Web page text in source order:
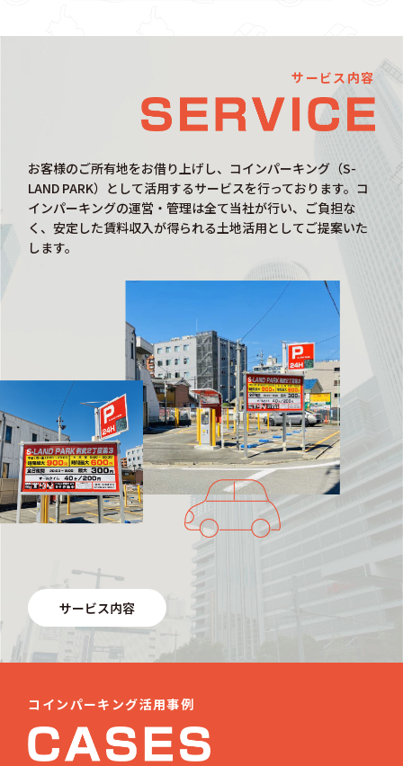
サービス内容
お客様のご所有地をお借り上げし、コインパーキング（S-
LAND PARK）として活用するサービスを行っております。コ
インパーキングの運営・管理は全て当社が行い、ご負担な
く、安定した賃料収入が得られる土地活用としてご提案いた
します。
サービス内容
コインパーキング活用事例